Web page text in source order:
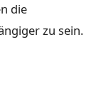
die
zu sein.